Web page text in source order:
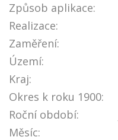
Způsob aplikace:
Realizace:
Zaměření:
Území:
Kraj:
Okres k roku 1900:
Roční období:
Měsíc: